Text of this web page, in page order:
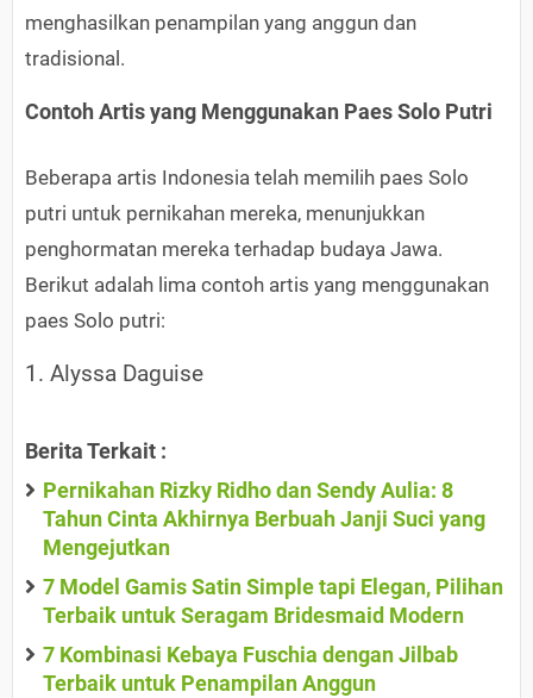
menghasilkan penampilan yang anggun dan
tradisional.
Contoh Artis yang Menggunakan Paes Solo Putri
Beberapa artis Indonesia telah memilih paes Solo
putri untuk pernikahan mereka, menunjukkan
penghormatan mereka terhadap budaya Jawa.
Berikut adalah lima contoh artis yang menggunakan
paes Solo putri:
1. Alyssa Daguise
Berita Terkait :
Pernikahan Rizky Ridho dan Sendy Aulia: 8
Tahun Cinta Akhirnya Berbuah Janji Suci yang
Mengejutkan
7 Model Gamis Satin Simple tapi Elegan, Pilihan
Terbaik untuk Seragam Bridesmaid Modern
7 Kombinasi Kebaya Fuschia dengan Jilbab
Terbaik untuk Penampilan Anggun